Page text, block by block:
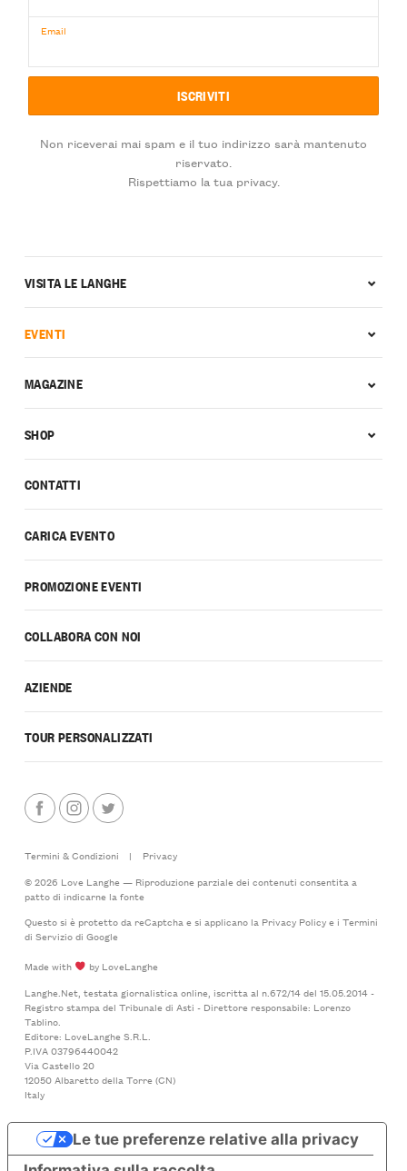
Email
Non riceverai mai spam e il tuo indirizzo sarà mantenuto
riservato.
Rispettiamo la tua privacy.
CONTATTI
CARICA EVENTO
PROMOZIONE EVENTI
COLLABORA CON NOI
AZIENDE
TOUR PERSONALIZZATI
VISITA LE LANGHE
EVENTI
MAGAZINE
SHOP
Termini & Condizioni |
Privacy
© 2026 Love Langhe — Riproduzione parziale dei contenuti consentita a
patto di indicarne la fonte
Questo si è protetto da reCaptcha e si applicano la Privacy Policye i Termini
di Serviziodi Google
Made with
by LoveLanghe
Langhe.Net, testata giornalistica online, iscritta al n.672/14 del 15.05.2014 -
Registro stampa del Tribunale di Asti - Direttore responsabile: Lorenzo
Tablino.
Editore: LoveLanghe S.R.L.
P.IVA 03796440042
Via Castello 20
12050 Albaretto della Torre (CN)
Italy
Le tue preferenze relative alla privacy